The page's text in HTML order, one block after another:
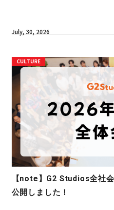
July, 30, 2026
CULTURE
【note】G2 Studios全社
公開しました！